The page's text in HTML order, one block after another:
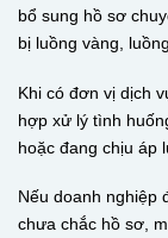
bổ sung hồ sơ
bị luồng vàng,
Khi có đơn vị dịch
hợp xử lý tình
hoặc đang chịu áp
Nếu doanh nghiệp
chưa chắc hồ sơ,